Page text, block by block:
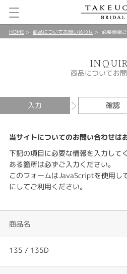
HOME 商品についてお問い合わせ 必要情報
商品についてお
入力 確認
当サイトについてのお問い合わせは
下記の項目に必要な情報を入力して
ある箇所は必ずご入力ください。
このフォームはJavaScriptを使用し
にしてご利用ください。
商品名
135 / 135D